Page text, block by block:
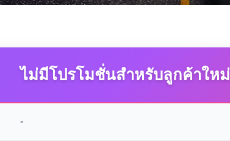
ไม่มีโปรโมชั่นสำหรับลูกค้าใหม่
-